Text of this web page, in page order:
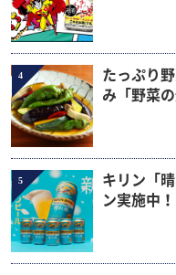
4
たっぷり
み「野菜
5
キリン「
ン実施中